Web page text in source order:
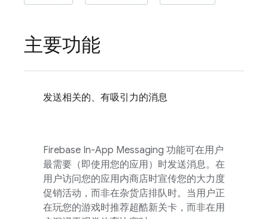
主要功能
发送相关的、有吸引力的消息
Firebase In-App Messaging 功能可在用户
最需要（即使用您的应用）时发送消息。在
用户访问您的应用内商店时宣传您的大力度
促销活动，而非在杂货店排队时。当用户正
在玩您的游戏时推荐超酷新关卡，而非在用